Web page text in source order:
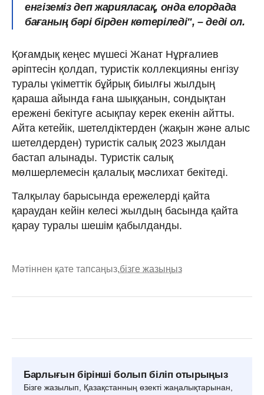
енгіземіз деп жарияласақ, онда елордада
бағаның бәрі бірден көтеріледі", – деді ол.
Қоғамдық кеңес мүшесі Жанат Нұрғалиев
әріптесін қолдап, туристік коллекцияны енгізу
туралы үкіметтік бұйрық биылғы жылдың
қараша айында ғана шыққанын, сондықтан
ережені бекітуге асықпау керек екенін айтты.
Айта кетейік, шетелдіктерден (жақын және алыс
шетелдерден) туристік салық 2023 жылдан
бастап алынады. Туристік салық
мөлшерлемесін қалалық мәслихат бекітеді.
Талқылау барысында ережелерді қайта
қараудан кейін келесі жылдың басында қайта
қарау туралы шешім қабылданды.
Мәтіннен қате тапсаңыз,бізге жазыңыз
Барлығын бірінші болып біліп отырыңыз
Бізге жазылып, Қазақстанның өзекті жаңалықтарынан,